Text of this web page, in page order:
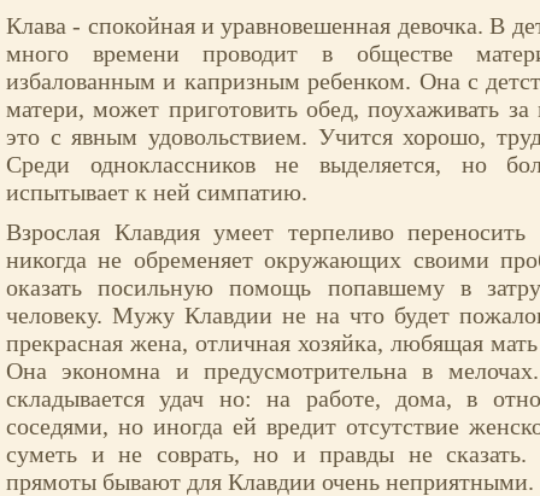
Клава - спокойная и уравновешенная девочка. В
много времени проводит в обществе
избалованным и капризным ребенком. Она с
матери, может приготовить обед, поухаживать
это с явным удовольствием. Учится хорошо,
Среди одноклассников не выделяется, но
испытывает к ней симпатию.
Взрослая Клавдия умеет терпеливо
никогда не обременяет окружающих своими
оказать посильную помощь попавшему в
человеку. Мужу Клавдии не на что будет
прекрасная жена, отличная хозяйка, любящая
Она экономна и предусмотрительна в
складывается удач но: на работе, дома, в
соседями, но иногда ей вредит отсутствие
суметь и не соврать, но и правды не сказать.
прямоты бывают для Клавдии очень неприятными.